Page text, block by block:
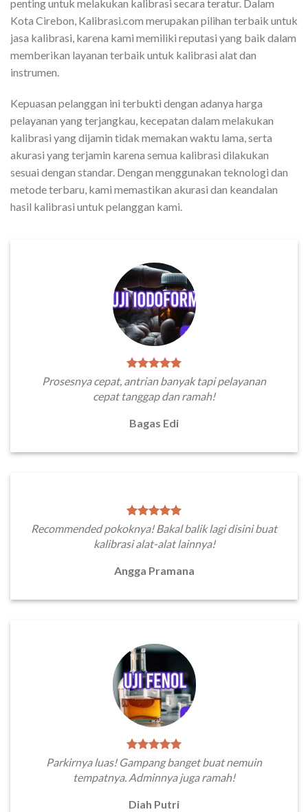
penting untuk melakukan kalibrasi secara teratur. Dalam
Kota Cirebon, Kalibrasi.com merupakan pilihan terbaik untuk
jasa kalibrasi, karena kami memiliki reputasi yang baik dalam
memberikan layanan terbaik untuk kalibrasi alat dan
instrumen.
Kepuasan pelanggan ini terbukti dengan adanya harga
pelayanan yang terjangkau, kecepatan dalam melakukan
kalibrasi yang dijamin tidak memakan waktu lama, serta
akurasi yang terjamin karena semua kalibrasi dilakukan
sesuai dengan standar. Dengan menggunakan teknologi dan
metode terbaru, kami memastikan akurasi dan keandalan
hasil kalibrasi untuk pelanggan kami.
Prosesnya cepat, antrian banyak tapi pelayanan
cepat tanggap dan ramah!
Bagas Edi
Recommended pokoknya! Bakal balik lagi disini buat
kalibrasi alat-alat lainnya!
Angga Pramana
Parkirnya luas! Gampang banget buat nemuin
tempatnya. Adminnya juga ramah!
Diah Putri